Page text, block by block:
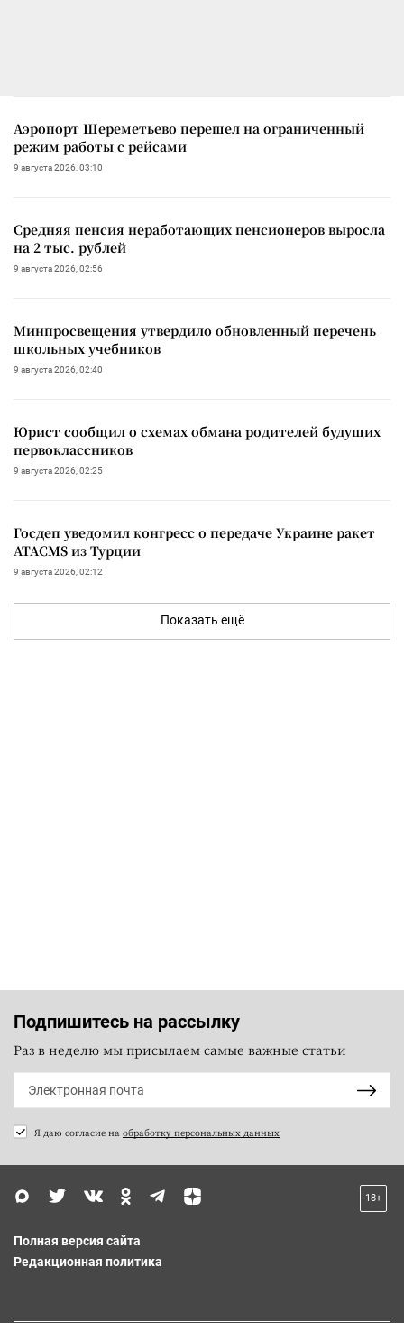
Аэропорт Шереметьево перешел на ограниченный
режим работы с рейсами
9 августа 2026, 03:10
Средняя пенсия неработающих пенсионеров выросла
на 2 тыс. рублей
9 августа 2026, 02:56
Минпросвещения утвердило обновленный перечень
школьных учебников
9 августа 2026, 02:40
Юрист сообщил о схемах обмана родителей будущих
первоклассников
9 августа 2026, 02:25
Госдеп уведомил конгресс о передаче Украине ракет
ATACMS из Турции
9 августа 2026, 02:12
Показать ещё
Подпишитесь на рассылку
Раз в неделю мы присылаем самые важные статьи
Я даю согласие на обработку персональных данных
18+
Полная версия сайта
Редакционная политика